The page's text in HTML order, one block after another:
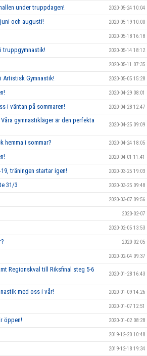
under truppdagen! 2020-05-24 10:04
och augusti! 2020-05-19 10:00
2020-05-18 16:18
truppgymnastik! 2020-05-14 18:12
2020-05-11 07:35
Artistisk Gymnastik! 2020-05-05 15:28
2020-04-29 08:01
i väntan på sommaren! 2020-04-28 12:47
gymnastikläger är den perfekta
2020-04-25 09:09
hemma i sommar? 2020-04-24 18:05
2020-04-01 11:41
träningen startar igen! 2020-03-25 19:03
31/3 2020-03-25 09:48
2020-03-07 09:56
2020-02-07
2020-02-05 13:53
2020-02-05
2020-02-04 09:37
Regionskval till Riksfinal steg 5-6
2020-01-28 16:43
med oss i vår! 2020-01-09 14:26
2020-01-07 12:51
öppen! 2020-01-02 08:28
2019-12-20 10:48
2019-12-18 19:34